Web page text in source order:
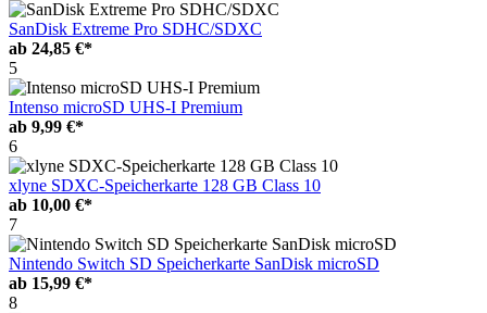
SanDisk Extreme Pro SDHC/SDXC
ab 24,85 €*
5
Intenso microSD UHS-I Premium
ab 9,99 €*
6
xlyne SDXC-Speicherkarte 128 GB Class 10
ab 10,00 €*
7
Nintendo Switch SD Speicherkarte SanDisk microSD
ab 15,99 €*
8